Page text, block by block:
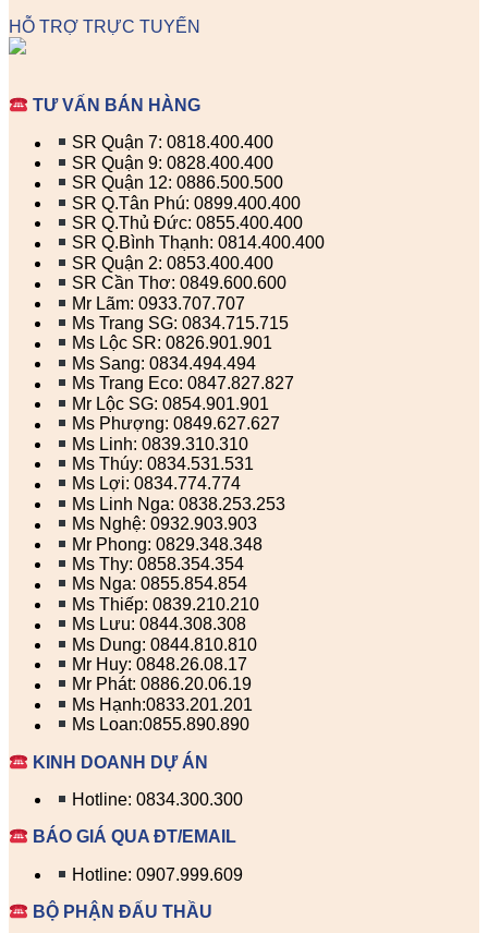
HỖ TRỢ TRỰC TUYẾN
TƯ VẤN BÁN HÀNG
SR Quận 7: 0818.400.400
SR Quận 9: 0828.400.400
SR Quận 12: 0886.500.500
SR Q.Tân Phú: 0899.400.400
SR Q.Thủ Đức: 0855.400.400
SR Q.Bình Thạnh: 0814.400.400
SR Quận 2: 0853.400.400
SR Cần Thơ: 0849.600.600
Mr Lãm: 0933.707.707
Ms Trang SG: 0834.715.715
Ms Lộc SR: 0826.901.901
Ms Sang: 0834.494.494
Ms Trang Eco: 0847.827.827
Mr Lộc SG: 0854.901.901
Ms Phượng: 0849.627.627
Ms Linh: 0839.310.310
Ms Thúy: 0834.531.531
Ms Lợi: 0834.774.774
Ms Linh Nga: 0838.253.253
Ms Nghệ: 0932.903.903
Mr Phong: 0829.348.348
Ms Thy: 0858.354.354
Ms Nga: 0855.854.854
Ms Thiếp: 0839.210.210
Ms Lưu: 0844.308.308
Ms Dung: 0844.810.810
Mr Huy: 0848.26.08.17
Mr Phát: 0886.20.06.19
Ms Hạnh:0833.201.201
Ms Loan:0855.890.890
KINH DOANH DỰ ÁN
Hotline: 0834.300.300
BÁO GIÁ QUA ĐT/EMAIL
Hotline: 0907.999.609
BỘ PHẬN ĐẤU THẦU